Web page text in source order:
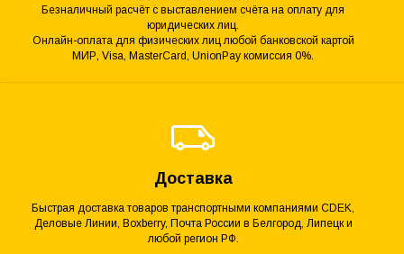
Безналичный расчёт с выставлением счёта на оплату для
юридических лиц.
Онлайн-оплата для физических лиц любой банковской картой
МИР, Visa, MasterCard, UnionPay комиссия 0%.
Доставка
Быстрая доставка товаров транспортными компаниями CDEK,
Деловые Линии, Boxberry, Почта России в Белгород, Липецк и
любой регион РФ.